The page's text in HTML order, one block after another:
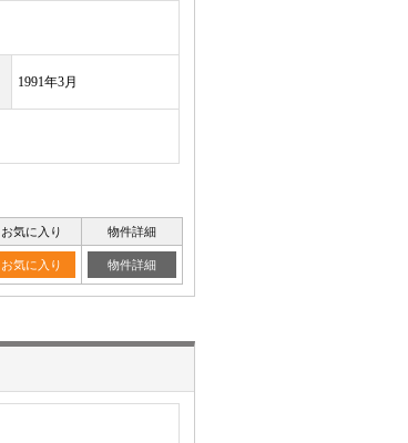
1991年3月
お気に入り 物件詳細
お気に入り 物件詳細